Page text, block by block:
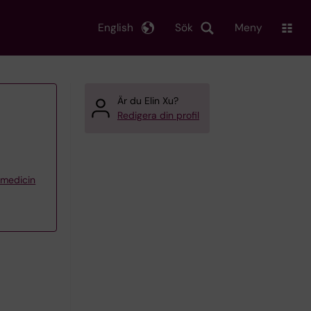
Sök
English Meny
Är du Elin Xu?
Redigera din profil